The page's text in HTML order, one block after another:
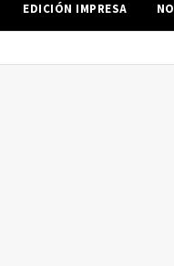
EDICIÓN IMPRESA